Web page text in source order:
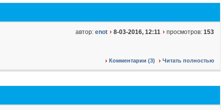
автор: enot 8-03-2016, 12:11 просмотров: 153
Комментарии (3) Читать полностью